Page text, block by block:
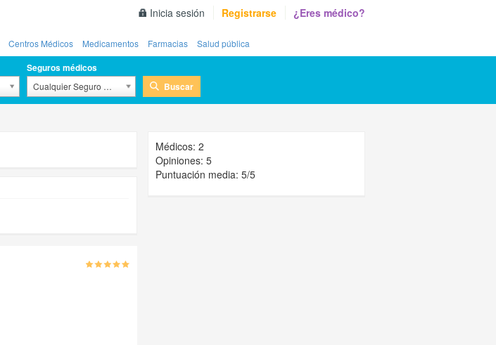
Inicia sesión Registrarse ¿Eres médico?
Centros Médicos Medicamentos Farmacias Salud pública
Seguros médicos
Cualquier Seguro Médico Buscar
Médicos: 2
Opiniones: 5
Puntuación media: 5/5